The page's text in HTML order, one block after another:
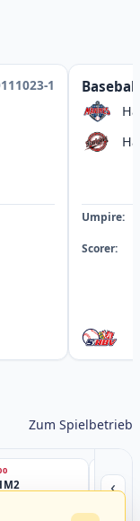
1
Umpire:
Scorer:
Zum Spielbetrieb
‹